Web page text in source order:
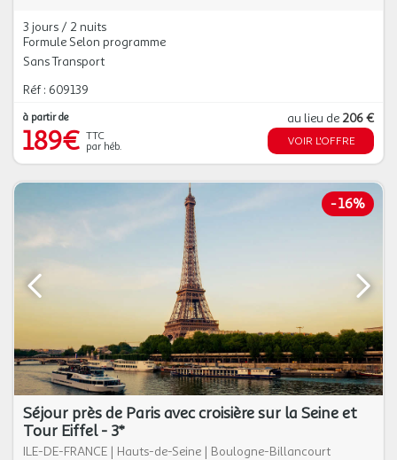
3 jours / 2 nuits
Formule Selon programme
Sans Transport
Réf : 609139
à partir de
189€ TTC
par héb.
au lieu de 206 €
VOIR L'OFFRE
-16%
Séjour près de Paris avec croisière sur la Seine et
Tour Eiffel - 3*
ILE-DE-FRANCE | Hauts-de-Seine | Boulogne-Billancourt